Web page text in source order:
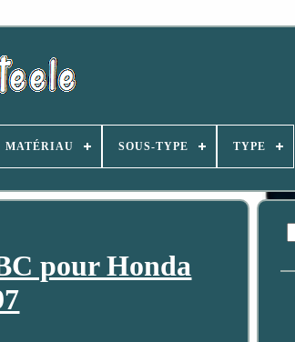
MATÉRIAU SOUS-TYPE TYPE
pour Honda